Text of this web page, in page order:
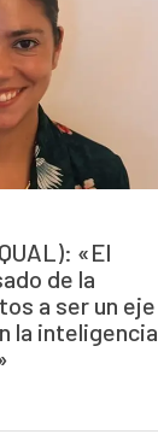
«El
de la
a ser un eje
la inteligencia